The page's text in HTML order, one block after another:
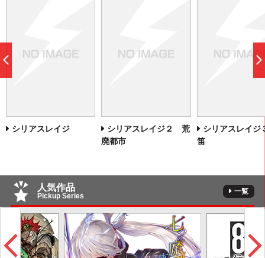
シリアスレイジ
シリアスレイジ２ 荒
廃都市
シリアスレイジ
笛
人気作品
Pickup Series
一覧